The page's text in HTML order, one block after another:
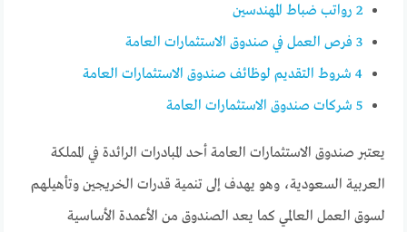
2 رواتب ضباط المهندسين
3 فرص العمل في صندوق الاستثمارات العامة
4 شروط التقديم لوظائف صندوق الاستثمارات العامة
5 شركات صندوق الاستثمارات العامة
يعتبر صندوق الاستثمارات العامة أحد المبادرات الرائدة في المملكة
العربية السعودية، وهو يهدف إلى تنمية قدرات الخريجين وتأهيلهم
لسوق العمل العالمي كما يعد الصندوق من الأعمدة الأساسية